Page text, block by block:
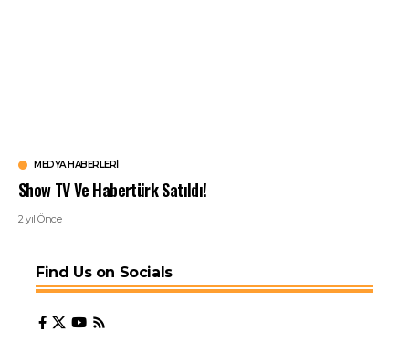
MEDYA HABERLERI
Show TV Ve Habertürk Satıldı!
2 yıl Önce
Find Us on Socials